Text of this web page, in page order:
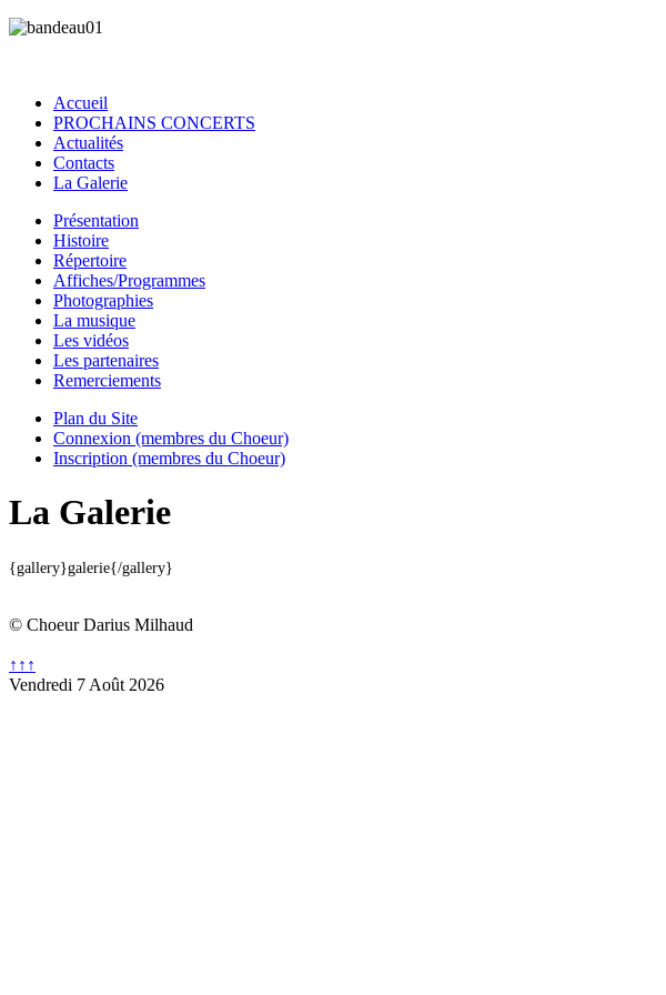
Accueil
PROCHAINS CONCERTS
Actualités
Contacts
La Galerie
Présentation
Histoire
Répertoire
Affiches/Programmes
Photographies
La musique
Les vidéos
Les partenaires
Remerciements
Plan du Site
Connexion (membres du Choeur)
Inscription (membres du Choeur)
La Galerie
{gallery}galerie{/gallery}
© Choeur Darius Milhaud
↑↑↑
Vendredi 7 Août 2026